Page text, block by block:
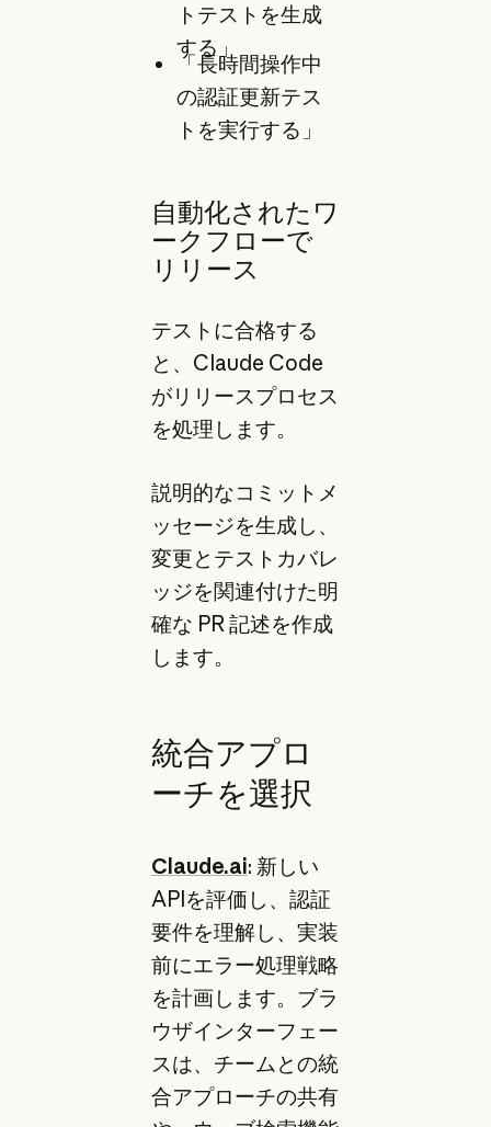
トテストを生成
する」
「長時間操作中
の認証更新テス
トを実行する」
自動化されたワ
ークフローで
リリース
テストに合格する
と、Claude Code
がリリースプロセス
を処理します。
説明的なコミットメ
ッセージを生成し、
変更とテストカバレ
ッジを関連付けた明
確な PR 記述を作成
します。
統合アプロ
ーチを選択
Claude.ai: 新しい
APIを評価し、認証
要件を理解し、実装
前にエラー処理戦略
を計画します。ブラ
ウザインターフェー
スは、チームとの統
合アプローチの共有